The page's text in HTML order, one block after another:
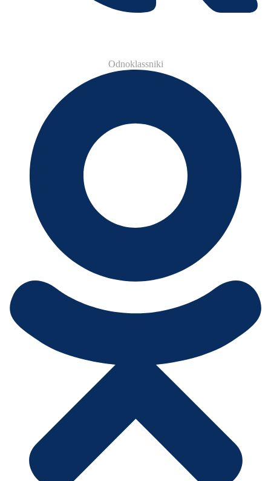
Odnoklassniki